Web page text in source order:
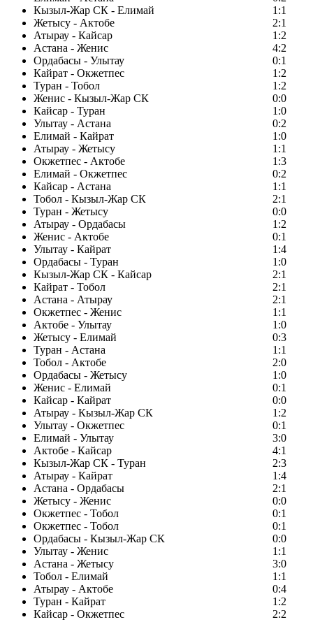
Кызыл-Жар СК - Елимай
1:1
Жетысу - Актобе
2:1
Атырау - Кайсар
1:2
Астана - Женис
4:2
Ордабасы - Улытау
0:1
Кайрат - Окжетпес
1:2
Туран - Тобол
1:2
Женис - Кызыл-Жар СК
0:0
Кайсар - Туран
1:0
Улытау - Астана
0:2
Елимай - Кайрат
1:0
Атырау - Жетысу
1:1
Окжетпес - Актобе
1:3
Елимай - Окжетпес
0:2
Кайсар - Астана
1:1
Тобол - Кызыл-Жар СК
2:1
Туран - Жетысу
0:0
Атырау - Ордабасы
1:2
Женис - Актобе
0:1
Улытау - Кайрат
1:4
Ордабасы - Туран
1:0
Кызыл-Жар СК - Кайсар
2:1
Кайрат - Тобол
2:1
Астана - Атырау
2:1
Окжетпес - Женис
1:1
Актобе - Улытау
1:0
Жетысу - Елимай
0:3
Туран - Астана
1:1
Тобол - Актобе
2:0
Ордабасы - Жетысу
1:0
Женис - Елимай
0:1
Кайсар - Кайрат
0:0
Атырау - Кызыл-Жар СК
1:2
Улытау - Окжетпес
0:1
Елимай - Улытау
3:0
Актобе - Кайсар
4:1
Кызыл-Жар СК - Туран
2:3
Атырау - Кайрат
1:4
Астана - Ордабасы
2:1
Жетысу - Женис
0:0
Окжетпес - Тобол
0:1
Окжетпес - Тобол
0:1
Ордабасы - Кызыл-Жар СК
0:0
Улытау - Женис
1:1
Астана - Жетысу
3:0
Тобол - Елимай
1:1
Атырау - Актобе
0:4
Туран - Кайрат
1:2
Кайсар - Окжетпес
2:2